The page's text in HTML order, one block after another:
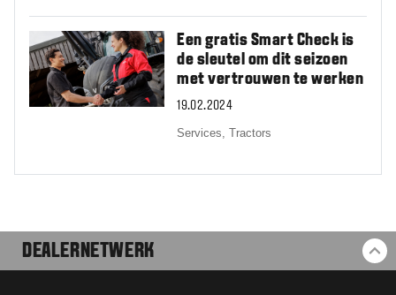
Een gratis Smart Check is
de sleutel om dit seizoen
met vertrouwen te werken
19.02.2024
Services,Tractors
DEALERNETWERK